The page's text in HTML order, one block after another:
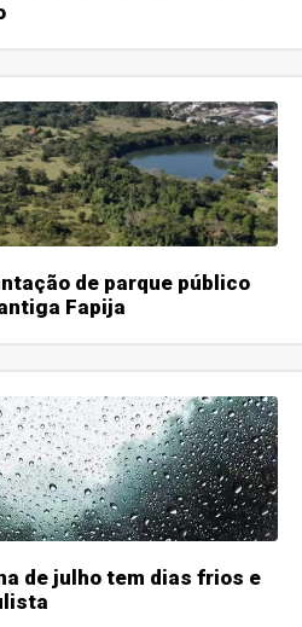
de parque público
Fapija
de julho tem dias frios e